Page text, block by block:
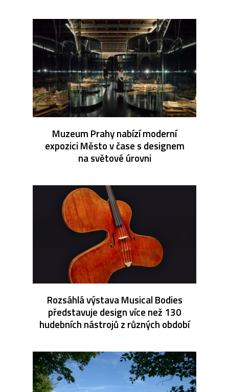
Muzeum Prahy nabízí moderní
expozici Město v čase s designem
na světové úrovni
Rozsáhlá výstava Musical Bodies
představuje design více než 130
hudebních nástrojů z různých období